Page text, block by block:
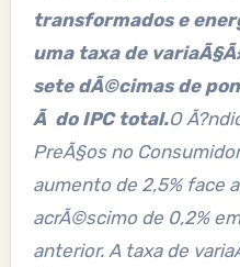
transformados e
uma taxa de
sete dÃ©cimas de
Ã do IPC total.O
PreÃ§os no
aumento de 2,5% face
acrÃ©scimo de 0,2%
anterior. A taxa de